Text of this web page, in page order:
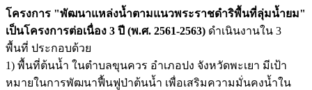
โครงการ "พัฒนาแหล่งน้ำตามแนวพระราชดำริพื้นที่ลุ่มน้ำยม"
เป็นโครงการต่อเนื่อง 3 ปี (พ.ศ. 2561-2563) ดำเนินงานใน 3
พื้นที่ ประกอบด้วย
1) พื้นที่ต้นน้ำ ในตำบลขุนควร อำเภอปง จังหวัดพะเยา มีเป้า
หมายในการพัฒนาฟื้นฟูป่าต้นน้ำ เพื่อเสริมความมั่นคงน้ำใน